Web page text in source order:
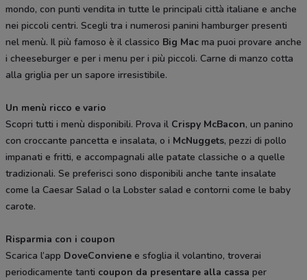
mondo, con punti vendita in tutte le principali città italiane e anche
nei piccoli centri. Scegli tra i numerosi panini hamburger presenti
nel menù. Il più famoso è il classico Big Mac ma puoi provare anche
i cheeseburger e per i menu per i più piccoli. Carne di manzo cotta
alla griglia per un sapore irresistibile.
Un menù ricco e vario
Scopri tutti i menù disponibili. Prova il Crispy McBacon, un panino
con croccante pancetta e insalata, o i McNuggets, pezzi di pollo
impanati e fritti, e accompagnali alle patate classiche o a quelle
tradizionali. Se preferisci sono disponibili anche tante insalate
come la Caesar Salad o la Lobster salad e contorni come le baby
carote.
Risparmia con i coupon
Scarica l’app DoveConviene e sfoglia il volantino, troverai
periodicamente tanti coupon da presentare alla cassa per